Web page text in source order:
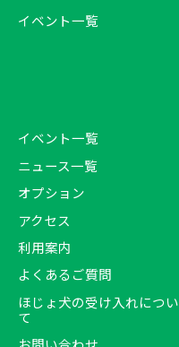
イベント一覧
イベント一覧
ニュース一覧
オプション
アクセス
利用案内
よくあるご質問
ほじょ犬の受け入れについ
て